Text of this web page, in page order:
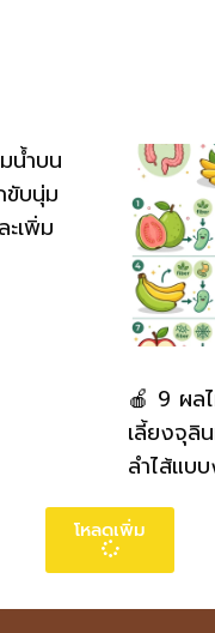
น้ำบน
ขับนุ่ม
เพิ่ม
🍎 9 ผล
เลี้ยงจุลิ
ลำไส้แบ
โหลดเพิ่ม